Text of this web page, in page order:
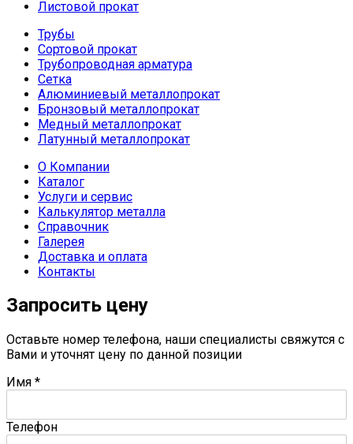
Листовой прокат
Трубы
Сортовой прокат
Трубопроводная арматура
Сетка
Алюминиевый металлопрокат
Бронзовый металлопрокат
Медный металлопрокат
Латунный металлопрокат
О Компании
Каталог
Услуги и сервис
Калькулятор металла
Справочник
Галерея
Доставка и оплата
Контакты
Запросить цену
Оставьте номер телефона, наши специалисты свяжутся с
Вами и уточнят цену по данной позиции
Имя *
Телефон